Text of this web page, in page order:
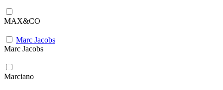
MAX&CO
Marc Jacobs
Marc Jacobs
Marciano